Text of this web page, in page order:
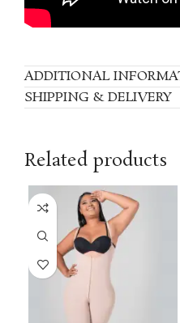
ADDITIONAL
SHIPPING & DELIVERY
Related products